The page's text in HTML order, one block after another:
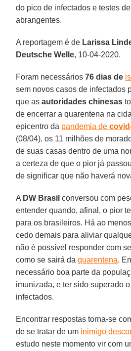
do pico de infectados e testes
abrangentes.
A reportagem é de Larissa
Deutsche Welle, 10-04-2020.
Foram necessários76 dias de
sem novos casos de infectados
que asautoridades chinesas
de encerrar a quarentena na
epicentro da pandemia de
(08/04), os 11 milhões de
de suas casas dentro de uma
a certeza de que o pior já
de significar que não haverá
A DW Brasil conversou com
entender quando, afinal, o pior
para os brasileiros. Há ao
cedo demais para aliviar
não é possível responder com
como se sairá daquarentena.
necessário boa parte da
imunizada, e ter sido superado
infectados.
Encontrar respostas torna-se
de se tratar de um inimigo
estudo neste momento vir com